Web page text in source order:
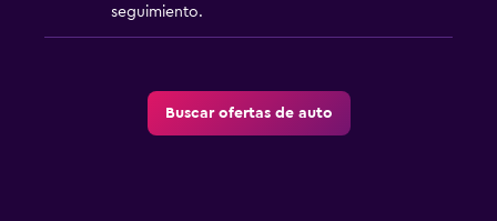
seguimiento.
Buscar ofertas de auto